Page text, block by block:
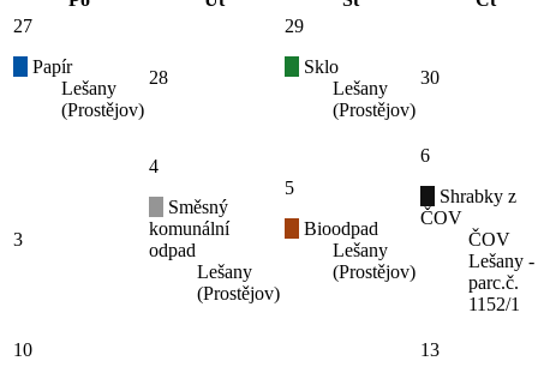
27
Papír
Lešany
(Prostějov)
28
29
Sklo
Lešany
(Prostějov)
30
3
4
Směsný
komunální
odpad
Lešany
(Prostějov)
5
Bioodpad
Lešany
(Prostějov)
6
Shrabky z
ČOV
ČOV
Lešany -
parc.č.
1152/1
10
13